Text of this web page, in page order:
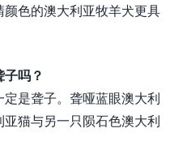
色的澳大利亚牧羊犬更具
吗？
是聋子。聋哑蓝眼澳大利
猫与另一只陨石色澳大利